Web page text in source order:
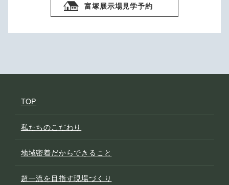
富塚展示場見学予約
TOP
私たちのこだわり
地域密着だからできること
超一流を目指す現場づくり